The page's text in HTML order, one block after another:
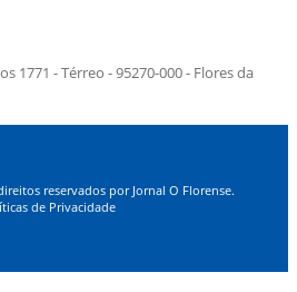
1771 - Térreo - 95270-000 - Flores da
reservados por Jornal O Florense.
de Privacidade